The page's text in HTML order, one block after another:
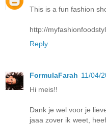
This is a fun fashion
http://
Reply
FormulaFarah 11/04/
Hi meis!!
Dank je wel voor je
jaaa zover ik weet,